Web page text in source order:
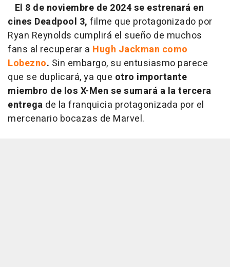
El 8 de noviembre de 2024 se estrenará en
cines Deadpool 3, filme que protagonizado por
Ryan Reynolds cumplirá el sueño de muchos
fans al recuperar a Hugh Jackman como
Lobezno. Sin embargo, su entusiasmo parece
que se duplicará, ya que otro importante
miembro de los X-Men se sumará a la tercera
entrega de la franquicia protagonizada por el
mercenario bocazas de Marvel.